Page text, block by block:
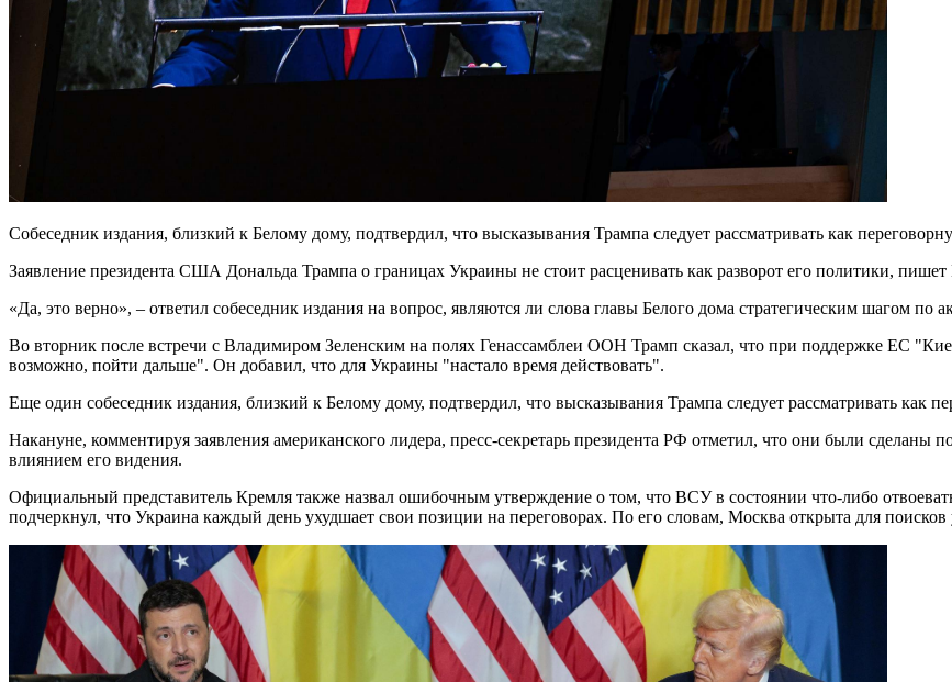
Собеседник издания, близкий к Белому дому, подтвердил, что высказывания Трампа следует рассматривать как
Заявление президента США Дональда Трампа о границах Украины не стоит расценивать как разворот его политики, пишет
«Да, это верно», – ответил собеседник издания на вопрос, являются ли слова главы Белого дома стратегическим шагом по
Во вторник после встречи с Владимиром Зеленским на полях Генассамблеи ООН Трамп сказал, что при поддержке ЕС
возможно, пойти дальше". Он добавил, что для Украины "настало время действовать".
Еще один собеседник издания, близкий к Белому дому, подтвердил, что высказывания Трампа следует рассматривать как
Накануне, комментируя заявления американского лидера, пресс-секретарь президента РФ отметил, что они были
влиянием его видения.
Официальный представитель Кремля также назвал ошибочным утверждение о том, что ВСУ в состоянии что-либо
подчеркнул, что Украина каждый день ухудшает свои позиции на переговорах. По его словам, Москва открыта для